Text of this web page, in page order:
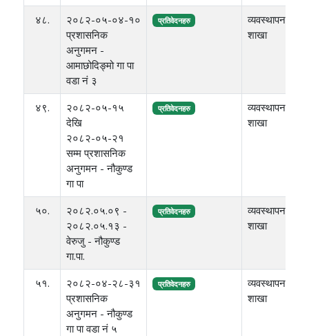
४८.
२०८२-०५-०४-१०
प्रशासनिक
अनुगमन -
आमाछोदिङ्मो गा पा
वडा नं ३
प्रतिवेदनहरु
व्यवस्थापन
शाखा
४९.
२०८२-०५-१५
देखि
२०८२-०५-२१
सम्म प्रशासनिक
अनुगमन - नौकुण्ड
गा पा
प्रतिवेदनहरु
व्यवस्थापन
शाखा
५०.
२०८२.०५.०९ -
२०८२.०५.१३ -
वेरुजु - नौकुण्ड
गा.पा.
प्रतिवेदनहरु
व्यवस्थापन
शाखा
५१.
२०८२-०४-२८-३१
प्रशासनिक
अनुगमन - नौकुण्ड
गा पा वडा नं ५
प्रतिवेदनहरु
व्यवस्थापन
शाखा